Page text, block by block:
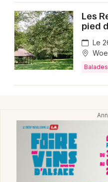
Mon email
Je
Les
pied
Le